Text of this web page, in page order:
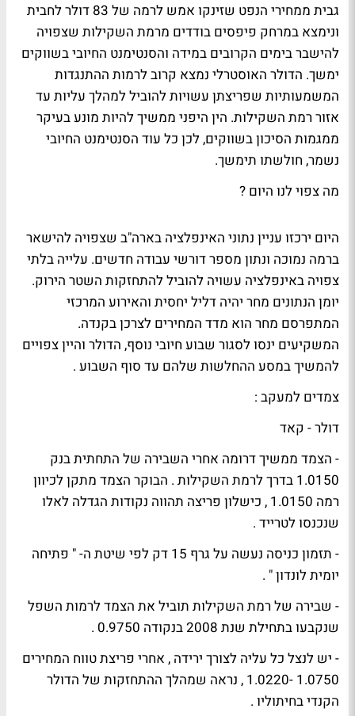
גבית ממחירי הנפט שזינקו אמש לרמה של 83 דולר לחבית
ונימצא במרחק פיפסים בודדים מרמת השקילות שצפויה
להישבר בימים הקרובים במידה והסנטימנט החיובי בשווקים
ימשך. הדולר האוסטרלי נמצא קרוב לרמות ההתנגדות
המשמעותיות שפריצתן עשויות להוביל למהלך עליות עד
אזור רמת השקילות. הין היפני ממשיך להיות מונע בעיקר
ממגמות הסיכון בשווקים, לכן כל עוד הסנטימנט החיובי
נשמר, חולשתו תימשך.
מה צפוי לנו היום ?
היום ירכזו עניין נתוני האינפלציה בארה"ב שצפויה להישאר
ברמה נמוכה ונתון מספר דורשי עבודה חדשים. עלייה בלתי
צפויה באינפלציה עשויה להוביל להתחזקות השטר הירוק.
יומן הנתונים מחר יהיה דליל יחסית והאירוע המרכזי
המתפרסם מחר הוא מדד המחירים לצרכן בקנדה.
המשקיעים ינסו לסגור שבוע חיובי נוסף, הדולר והיין צפויים
להמשיך במסע ההחלשות שלהם עד סוף השבוע .
צמדים למעקב :
דולר - קאד
- הצמד ממשיך דרומה אחרי השבירה של התחתית בנק
1.0150 בדרך לרמת השקילות . הבוקר הצמד מתקן לכיוון
רמה 1.0150 , כישלון פריצה תהווה נקודות הגדלה לאלו
שנכנסו לטרייד .
- תזמון כניסה נעשה על גרף 15 דק לפי שיטת ה- " פתיחה
יומית לונדון " .
- שבירה של רמת השקילות תוביל את הצמד לרמות השפל
שנקבעו בתחילת שנת 2008 בנקודה 0.9750 .
- יש לנצל כל עליה לצורך ירידה , אחרי פריצת טווח המחירים
1.0750 -1.0220 , נראה שמהלך ההתחזקות של הדולר
הקנדי בחיתוליו .